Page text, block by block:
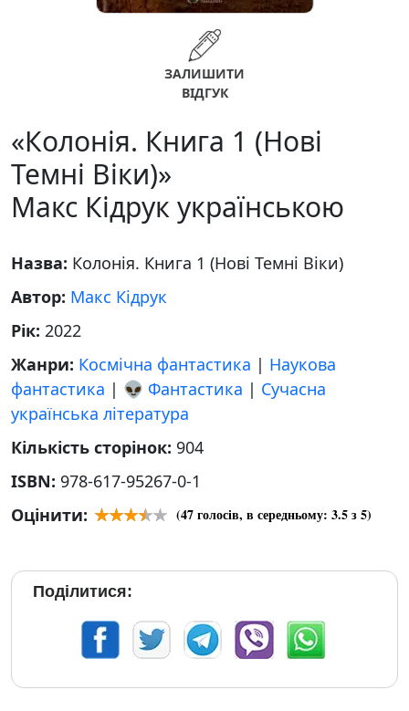
ЗАЛИШИТИ
ВІДГУК
«Колонія. Книга 1 (Нові
Темні Віки)»
Макс Кідрук українською
Назва: Колонія. Книга 1 (Нові Темні Віки)
Автор: Макс Кідрук
Рік: 2022
Жанри: Космічна фантастика | Наукова
фантастика | 👽 Фантастика | Сучасна
українська література
Кількість сторінок: 904
ISBN: 978-617-95267-0-1
Оцінити:
(47голосів, в середньому: 3.5з 5)
Поділитися: